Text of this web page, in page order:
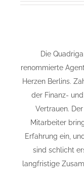
Die
renommierte
Herzen Berlins.
der Finanz-
Vertrauen.
Mitarbeiter
Erfahrung ein,
sind schlicht
langfristige